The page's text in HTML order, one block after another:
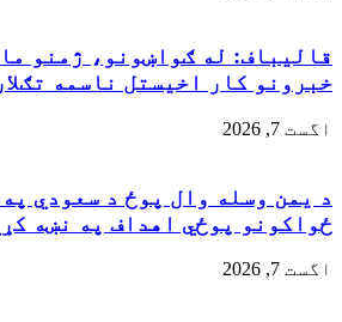
قالیباف: له ګواښونو، ژمنو
خبرونو کار اخیستل ناسمه
اگست 7, 2026
د یمن وسله وال پوځ د سعودي
ځواکونو پوځي اهداف په نښه
اگست 7, 2026